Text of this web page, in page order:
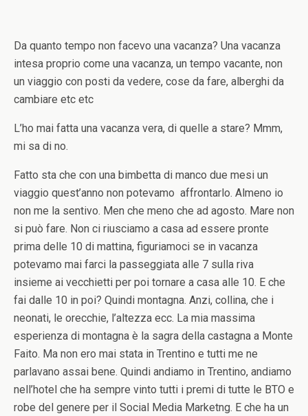
Da quanto tempo non facevo una vacanza? Una vacanza
intesa proprio come una vacanza, un tempo vacante, non
un viaggio con posti da vedere, cose da fare, alberghi da
cambiare etc etc
L’ho mai fatta una vacanza vera, di quelle a stare? Mmm,
mi sa di no.
Fatto sta che con una bimbetta di manco due mesi un
viaggio quest’anno non potevamo affrontarlo. Almeno io
non me la sentivo. Men che meno che ad agosto. Mare non
si può fare. Non ci riusciamo a casa ad essere pronte
prima delle 10 di mattina, figuriamoci se in vacanza
potevamo mai farci la passeggiata alle 7 sulla riva
insieme ai vecchietti per poi tornare a casa alle 10. E che
fai dalle 10 in poi? Quindi montagna. Anzi, collina, che i
neonati, le orecchie, l’altezza ecc. La mia massima
esperienza di montagna è la sagra della castagna a Monte
Faito. Ma non ero mai stata in Trentino e tutti me ne
parlavano assai bene. Quindi andiamo in Trentino, andiamo
nell’hotel che ha sempre vinto tutti i premi di tutte le BTO e
robe del genere per il Social Media Marketng. E che ha un